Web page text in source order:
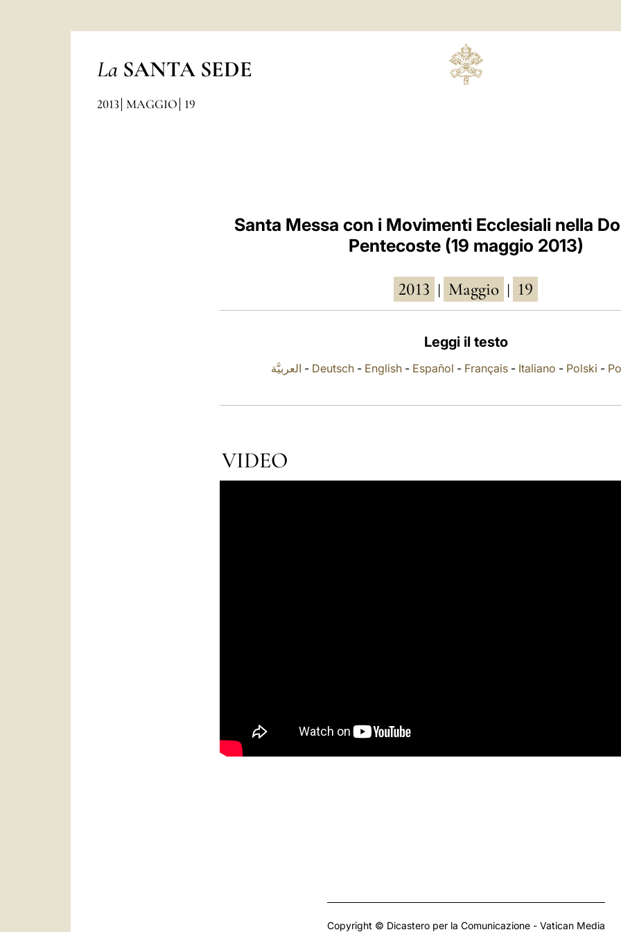
La SANTA SEDE
2013 MAGGIO 19
Santa Messa con i Movimenti Ecclesiali nella
Pentecoste (19 maggio 2013)
2013 Maggio 19
Leggi il testo
العربيَّة - Deutsch - English - Español - Français - Italiano - Polski -
VIDEO
Copyright © Dicastero per la Comunicazione - Vatican Media